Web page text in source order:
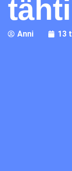
Anni 13